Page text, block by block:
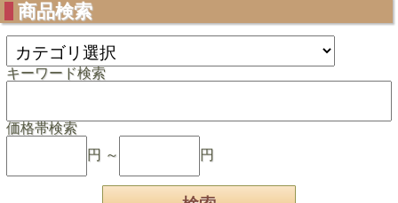
商品検索
キーワード検索
価格帯検索
円 ～
円